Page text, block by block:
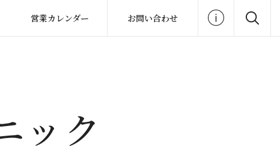
営業カレンダー お問い合わせ
ック